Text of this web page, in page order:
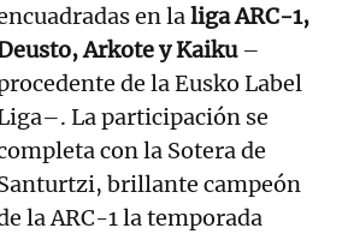
en laliga ARC-1,
Arkote y Kaiku–
de la Eusko Label
La participación se
con la Sotera de
brillante campeón
la ARC-1 la temporada